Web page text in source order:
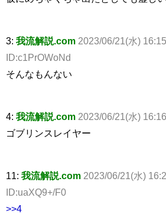
3: 我流解説.com 2023/06/21(水)
ID:c1PrOWoNd
そんなもんない
4: 我流解説.com 2023/06/21(水)
ゴブリンスレイヤー
11: 我流解説.com 2023/06/21(水)
ID:uaXQ9+/F0
>>4